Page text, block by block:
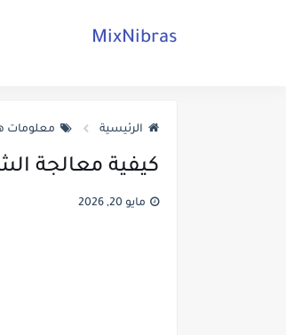
MixNibras
الرئيسية معلومات
كيفية معالجة
مايو 20, 2026